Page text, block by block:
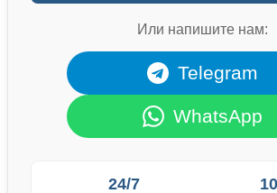
Или напишите нам:
Telegram
WhatsApp
24/7